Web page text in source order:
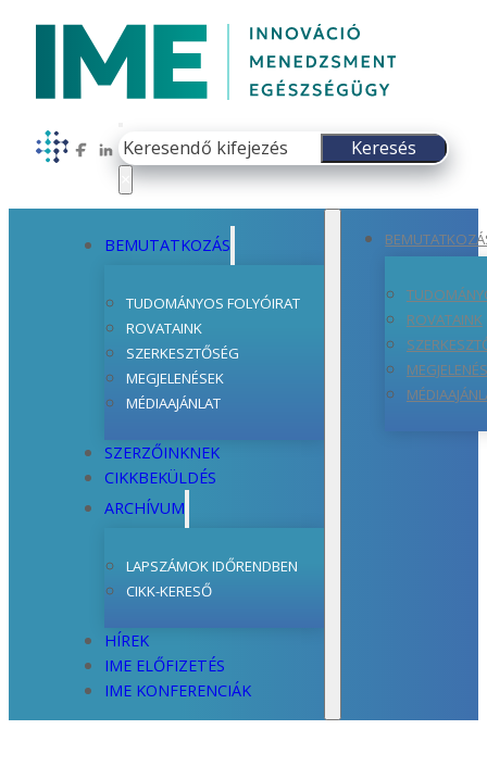
Follow us on Facebook
Follow us on LinkedIn
Keresés
Keresés
BEMUTATKOZÁS
TUDOMÁNYOS FOLYÓIRAT
ROVATAINK
SZERKESZTŐSÉG
MEGJELENÉSEK
MÉDIAAJÁNLAT
SZERZŐINKNEK
CIKKBEKÜLDÉS
ARCHÍVUM
LAPSZÁMOK IDŐRENDBEN
CIKK-KERESŐ
HÍREK
IME ELŐFIZETÉS
IME KONFERENCIÁK
ROVATAINK